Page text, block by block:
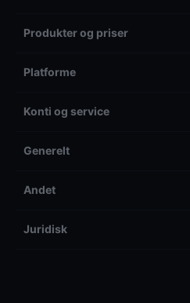
Produkter og priser
Platforme
Konti og service
Generelt
Andet
Juridisk